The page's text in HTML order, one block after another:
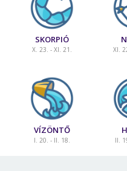
SKORPIÓ
X. 23. - XI. 21. XI.
VÍZÖNTŐ
I. 20. - II. 18. II.